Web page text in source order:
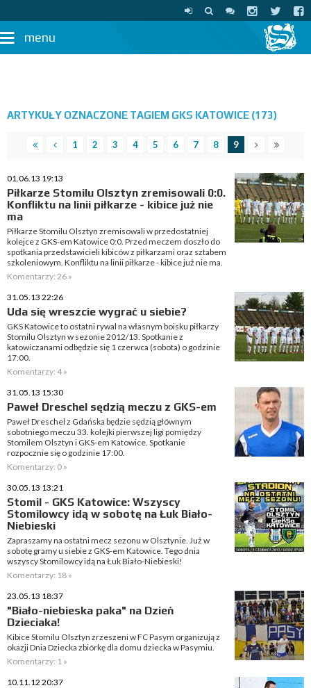
menu
ARTYKUŁY OZNACZONE TAGIEM GKS KATOWICE (173)
1 2 3 4 5 6 7 8 9
01.06.13 19:13
Piłkarze Stomilu Olsztyn zremisowali 0:0.
Konfliktu na linii piłkarze - kibice już nie
ma
Piłkarze Stomilu Olsztyn zremisowali w przedostatniej
kolejce z GKS-em Katowice 0:0. Przed meczem doszło do
spotkania przedstawicieli kibiców z piłkarzami oraz sztabem
szkoleniowym. Konfliktu na linii piłkarze - kibice już nie ma.
Komentarzy: 26 »
31.05.13 22:26
Uda się wreszcie wygrać u siebie?
GKS Katowice to ostatni rywal na własnym boisku piłkarzy
Stomilu Olsztyn w sezonie 2012/13. Spotkanie z
katowiczanami odbędzie się 1 czerwca (sobota) o godzinie
17:00.
Komentarzy: 4 »
31.05.13 15:30
Paweł Dreschel sędzią meczu z GKS-em
Paweł Dreschel z Gdańska będzie sędzią głównym
sobotniego meczu 33. kolejki pierwszej ligi pomiędzy
Stomilem Olsztyn i GKS-em Katowice. Spotkanie
rozpocznie się o godzinie 17:00.
Komentarzy: 0 »
30.05.13 13:21
Stomil - GKS Katowice: Wszyscy
Stomilowcy idą w sobotę na Łuk Biało-
Niebieski
Zapraszamy na ostatni mecz sezonu w Olsztynie. Już w
sobotę gramy u siebie z GKS-em Katowice. Tego dnia
wszyscy Stomilowcy idą na Łuk Biało-Niebieski!
Komentarzy: 18 »
23.05.13 18:37
"Biało-niebieska paka" na Dzień
Dzieciaka!
Kibice Stomilu Olsztyn zrzeszeni w FC Pasym organizują z
okazji Dnia Dziecka zbiórkę dla domu dziecka w Pasymiu.
Komentarzy: 1 »
10.11.12 20:37